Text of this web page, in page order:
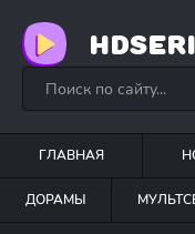
ГЛАВНАЯ
ДОРАМЫ